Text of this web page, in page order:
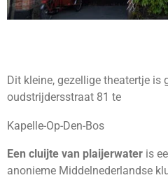
Dit kleine, gezellige theatertje is
oudstrijdersstraat 81 te
Kapelle-Op-Den-Bos
Een cluijte van plaijerwater is
anonieme Middelnederlandse